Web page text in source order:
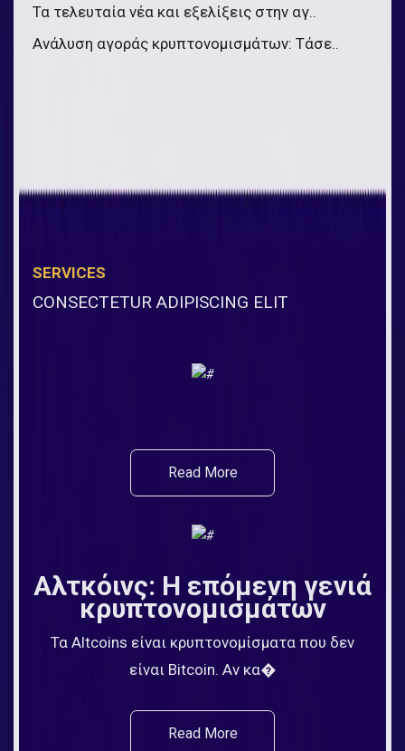
Τα τελευταία νέα και εξελίξεις στην αγ..
Ανάλυση αγοράς κρυπτονομισμάτων: Τάσε..
SERVICES
CONSECTETUR ADIPISCING ELIT
Read More
Αλτκόινς: Η επόμενη γενιά
κρυπτονομισμάτων
Τα Altcoins είναι κρυπτονομίσματα που δεν
είναι Bitcoin. Αν κα�
Read More